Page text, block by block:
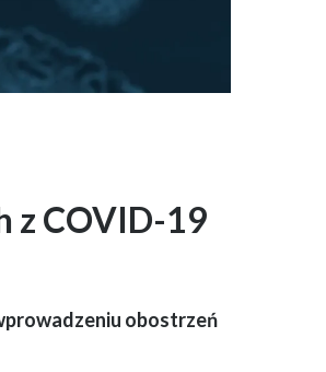
z COVID-19
obostrzeń